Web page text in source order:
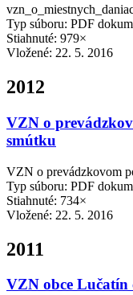
Typ súboru: PDF
Stiahnuté: 979×
Vložené: 22. 5. 2016
2012
VZN o
smútku
VZN o prevádzkovom
Typ súboru: PDF
Stiahnuté: 734×
Vložené: 22. 5. 2016
2011
VZN obce Lučatín